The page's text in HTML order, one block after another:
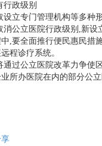
政级别
专门管理机构等多种形
公立医院行政级别,新设
全面推行便民惠民措施,
程诊疗系统。
公立医院改革力争使区
所办医院在内的部分公